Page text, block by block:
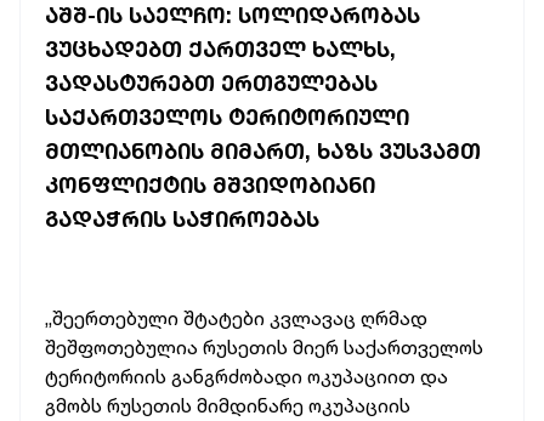
ᲐᲨᲨ-ᲘᲡ ᲡᲐᲔᲚᲩᲝ: ᲡᲝᲚᲘᲓᲐᲠᲝᲑᲐᲡ
ᲕᲣᲪᲮᲐᲓᲔᲑᲗ ᲥᲐᲠᲗᲕᲔᲚ ᲮᲐᲚᲮᲡ,
ᲕᲐᲓᲐᲡᲢᲣᲠᲔᲑᲗ ᲔᲠᲗᲒᲣᲚᲔᲑᲐᲡ
ᲡᲐᲥᲐᲠᲗᲕᲔᲚᲝᲡ ᲢᲔᲠᲘᲢᲝᲠᲘᲣᲚᲘ
ᲛᲗᲚᲘᲐᲜᲝᲑᲘᲡ ᲛᲘᲛᲐᲠᲗ, ᲮᲐᲖᲡ ᲕᲣᲡᲕᲐᲛᲗ
ᲙᲝᲜᲤᲚᲘᲥᲢᲘᲡ ᲛᲨᲕᲘᲓᲝᲑᲘᲐᲜᲘ
ᲒᲐᲓᲐᲭᲠᲘᲡ ᲡᲐᲭᲘᲠᲝᲔᲑᲐᲡ
„შეერთებული შტატები კვლავაც ღრმად
შეშფოთებულია რუსეთის მიერ საქართველოს
ტერიტორიის განგრძობადი ოკუპაციით და
გმობს რუსეთის მიმდინარე ოკუპაციის